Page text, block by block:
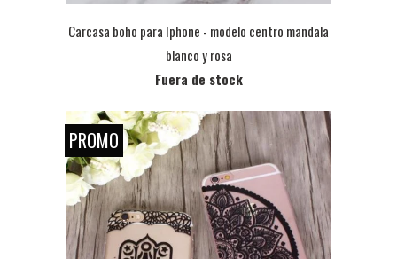
Carcasa boho para Iphone - modelo centro mandala
blanco y rosa
Fuera de stock
PROMO